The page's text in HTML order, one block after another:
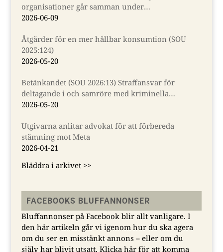
organisationer går samman under
Almedalsveckan
2026-06-09
Åtgärder för en mer hållbar konsumtion (SOU
2025:124)
2026-05-20
Betänkandet (SOU 2026:13) Straffansvar för
deltagande i och samröre med kriminella
sammanslutningar
2026-05-20
Utgivarna anlitar advokat för att förbereda
stämning mot Meta
2026-04-21
Bläddra i arkivet >>
FACEBOOKS BLUFFANNONSER
Bluffannonser på Facebook blir allt vanligare. I
den här artikeln går vi igenom hur du ska agera
om du ser en misstänkt annons – eller om du
själv har blivit utsatt. Klicka här för att komma